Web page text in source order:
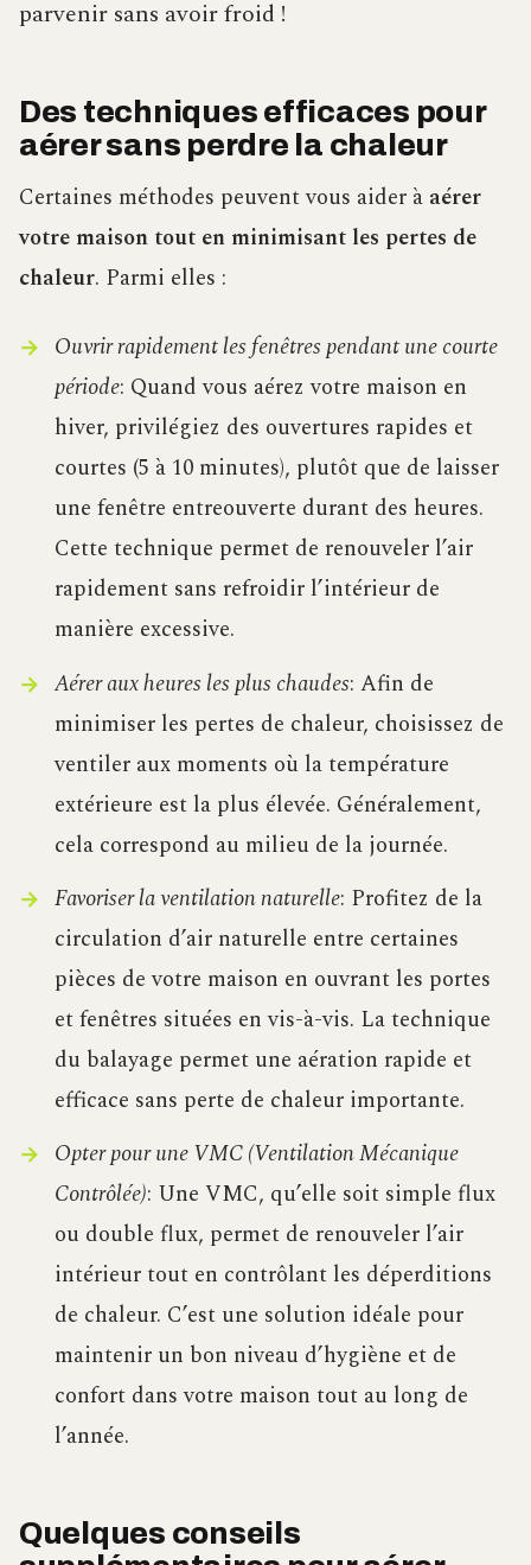
parvenir sans avoir froid !
Des techniques efficaces pour
aérer sans perdre la chaleur
Certaines méthodes peuvent vous aider à aérer
votre maison tout en minimisant les pertes de
chaleur. Parmi elles :
Ouvrir rapidement les fenêtres pendant une courte
période: Quand vous aérez votre maison en
hiver, privilégiez des ouvertures rapides et
courtes (5 à 10 minutes), plutôt que de laisser
une fenêtre entreouverte durant des heures.
Cette technique permet de renouveler l’air
rapidement sans refroidir l’intérieur de
manière excessive.
Aérer aux heures les plus chaudes: Afin de
minimiser les pertes de chaleur, choisissez de
ventiler aux moments où la température
extérieure est la plus élevée. Généralement,
cela correspond au milieu de la journée.
Favoriser la ventilation naturelle: Profitez de la
circulation d’air naturelle entre certaines
pièces de votre maison en ouvrant les portes
et fenêtres situées en vis-à-vis. La technique
du balayage permet une aération rapide et
efficace sans perte de chaleur importante.
Opter pour une VMC (Ventilation Mécanique
Contrôlée): Une VMC, qu’elle soit simple flux
ou double flux, permet de renouveler l’air
intérieur tout en contrôlant les déperditions
de chaleur. C’est une solution idéale pour
maintenir un bon niveau d’hygiène et de
confort dans votre maison tout au long de
l’année.
Quelques conseils